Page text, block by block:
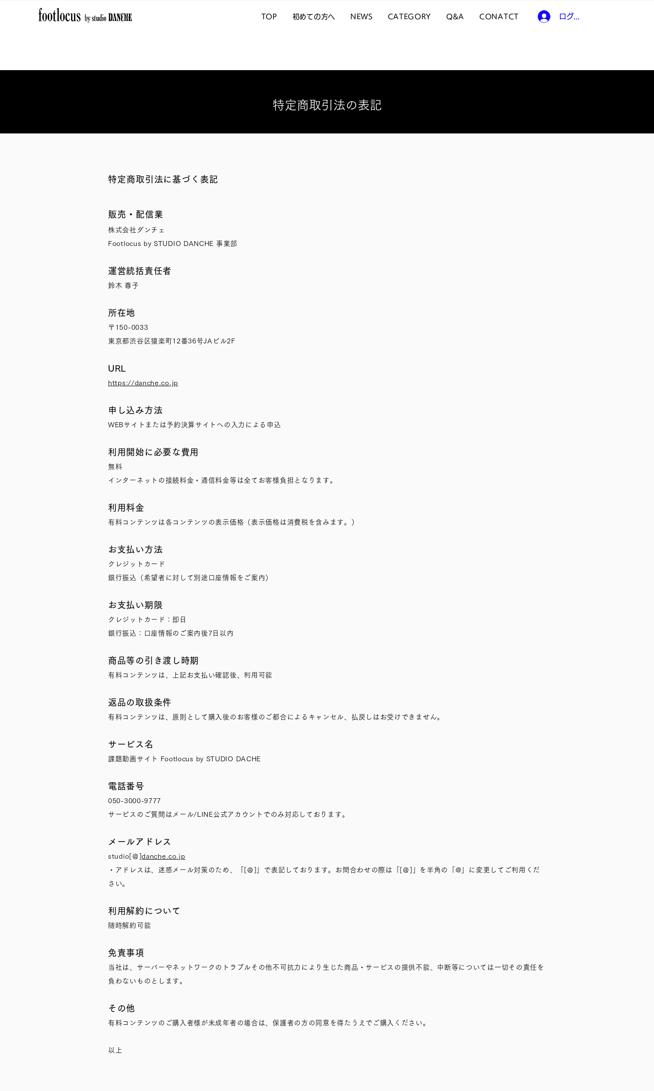
TOP 初めての方へ NEWS CATEGORY Q&A CONATCT ログイン
特定商取引法の表記
特定商取引法に基づく表記
販売・配信業
株式会社ダンチェ
Footlocus by STUDIO DANCHE 事業部
運営統括責任者
鈴木 尊子
所在地
〒150-0033
東京都渋谷区猿楽町12番36号JAビル2F
URL
https://danche.co.jp
申し込み方法
WEBサイトまたは予約決算サイトへの入力による申込
利用開始に必要な費用
無料
インターネットの接続料金・通信料金等は全てお客様負担となります。
利用料金
有料コンテンツは各コンテンツの表示価格（表示価格は消費税を含みます。）
お支払い方法
クレジットカード
銀行振込（希望者に対して別途口座情報をご案内）
お支払い期限
クレジットカード：即日
銀行振込：口座情報のご案内後7日以内
商品等の引き渡し時期
有料コンテンツは、上記お支払い確認後、利用可能
返品の取扱条件
有料コンテンツは、原則として購入後のお客様のご都合によるキャンセル、払戻しはお受けできません。
サービス名
課題動画サイト Footlocus by STUDIO DACHE
電話番号
050-3000-9777
サービスのご質問はメール/LINE公式アカウントでのみ対応しております。
メールアドレス
studio[＠]danche.co.jp
・アドレスは、迷惑メール対策のため、「[＠]」で表記しております。お問合わせの際は「[＠]」を半角の「@」に変更してご利用くだ
さい。
利用解約について
随時解約可能
免責事項
当社は、サーバーやネットワークのトラブルその他不可抗力により生じた商品・サービスの提供不能、中断等については一切その責任を
負わないものとします。
その他
有料コンテンツのご購入者様が未成年者の場合は、保護者の方の同意を得たうえでご購入ください。
以上